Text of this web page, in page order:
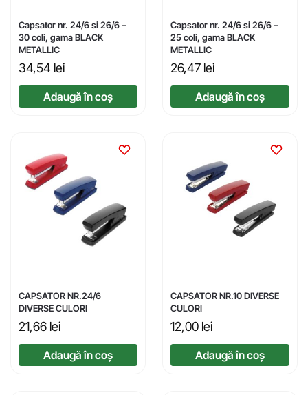
Capsator nr. 24/6 si 26/6 –
30 coli, gama BLACK
METALLIC
34,54 lei
Adaugă în coș
Capsator nr. 24/6 si 26/6 –
25 coli, gama BLACK
METALLIC
26,47 lei
Adaugă în coș
CAPSATOR NR.24/6
DIVERSE CULORI
21,66 lei
Adaugă în coș
CAPSATOR NR.10 DIVERSE
CULORI
12,00 lei
Adaugă în coș